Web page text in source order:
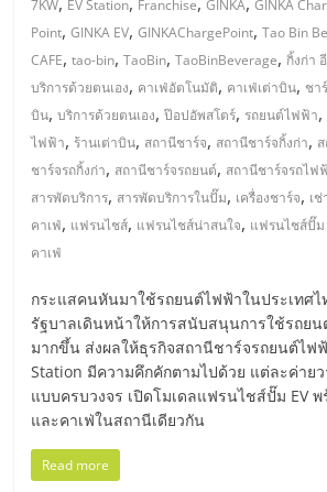
ไทย,
SMEs,
แฟ
รน
ไชส์,
ที่
ปรึกษา
แฟ
7KW EV Station Franchise GINKA GINKA
Point,GINKA EV,GINKAChargePoint,Tao Bin
CAFE,tao-bin,TaoBin,TaoBinBeverage,กิ้งก่า
บริการด้วยตนเอง, คาเฟ่อัตโนมัติ, คาเฟ่เต่าบิน, ชา
บิน,บริการด้วยตนเอง,ป๊อปอัพสโตร์, รถยนต์ไฟฟ้า,
ไฟฟ้า, ร้านเต่าบิน, สถานีชาร์จ, สถานีชาร์จกิ้งก่า,
ชาร์จรถกิ้งก่า, สถานีชาร์จรถยนต์, สถานีชาร์จรถไฟ
สารพัดบริการ, สารพัดบริการในปั๊ม, เครื่องชาร์จ, เ
คาเฟ่, แฟรนไชส์, แฟรนไชส์น่าสนใจ, แฟรนไชส์ปั๊ม
คาเฟ่
กระแสคนหันมาใช้รถยนต์ไฟฟ้าในประเทศไ
รัฐบาลเดินหน้าให้การสนับสนุนการใช้รถยน
มากขึ้น ส่งผลให้ธุรกิจสถานีชาร์จรถยนต์ไฟ
Station มีความคึกคักตามไปด้วย แต่ละค่าย
แบบครบวงจร เปิดโมเดลแฟรนไชส์ปั๊ม EV
และคาเฟ่ในสถานีเดียวกัน
Read more